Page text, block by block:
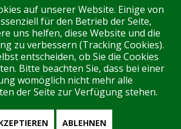
Über uns Kontakt
Sie uns! Login
auf unserer Website. Einige von
für den Betrieb der Seite,
uns helfen, diese Website und die
zu verbessern (Tracking Cookies).
entscheiden, ob Sie die Cookies
Bitte beachten Sie, dass bei einer
womöglich nicht mehr alle
der Seite zur Verfügung stehen.
ABLEHNEN